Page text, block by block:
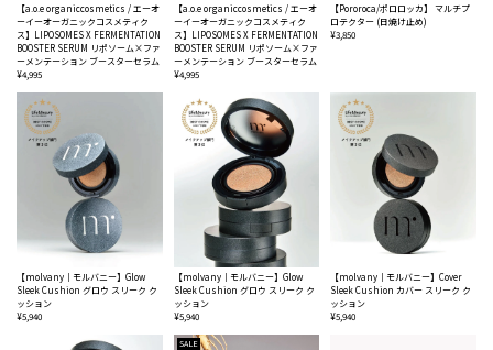
【a.o.e organiccosmetics / エーオ
ーイーオーガニックコスメティク
ス】LIPOSOMES X FERMENTATION
BOOSTER SERUM リポソーム×ファ
ーメンテーション ブースターセラム
¥4,995
【a.o.e organiccosmetics / エーオ
ーイーオーガニックコスメティク
ス】LIPOSOMES X FERMENTATION
BOOSTER SERUM リポソーム×ファ
ーメンテーション ブースターセラム
¥4,995
【Pororoca/ポロロッカ】 マルチプ
ロテクター (日焼け止め)
¥3,850
【molvany｜モルバニー】Glow
Sleek Cushion グロウ スリーク ク
ッション
¥5,940
【molvany｜モルバニー】Glow
Sleek Cushion グロウ スリーク ク
ッション
¥5,940
【molvany｜モルバニー】Cover
Sleek Cushion カバー スリーク ク
ッション
¥5,940
SALE